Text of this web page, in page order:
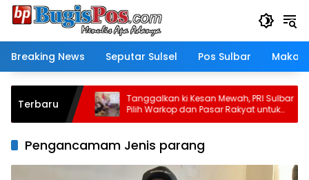
Langsung
Breaking News
Seputar Sulsel Pos Sulbar
Terbaru
Rusun
Tanggalkan ki Kesan Mewah, PRI Sulbar
Pilih Warkop dan Pasar Rakyat untuk
Rayakan HUT Ke-1
Pengancamam Jenis parang